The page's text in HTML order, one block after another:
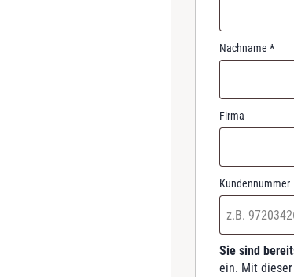
Nachname *
Firma
Kundennummer
Sie sind
ein. Mit dieser